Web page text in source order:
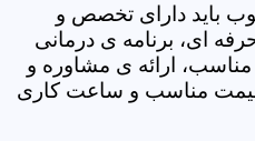
باید دارای تخصص و
ای، برنامه ی درمانی
ارائه ی مشاوره و
قیمت مناسب و ساعت کاری